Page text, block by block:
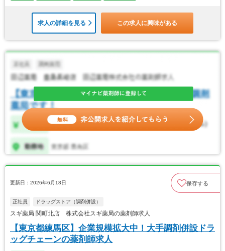
求人の詳細を見る この求人に興味がある
更新日：2026年6月18日 保存する
正社員 ドラッグストア（調剤併設）
スギ薬局 関町北店 株式会社スギ薬局の薬剤師求人
【東京都練馬区】企業規模拡大中！大手調剤併設ドラ
ッグチェーンの薬剤師求人